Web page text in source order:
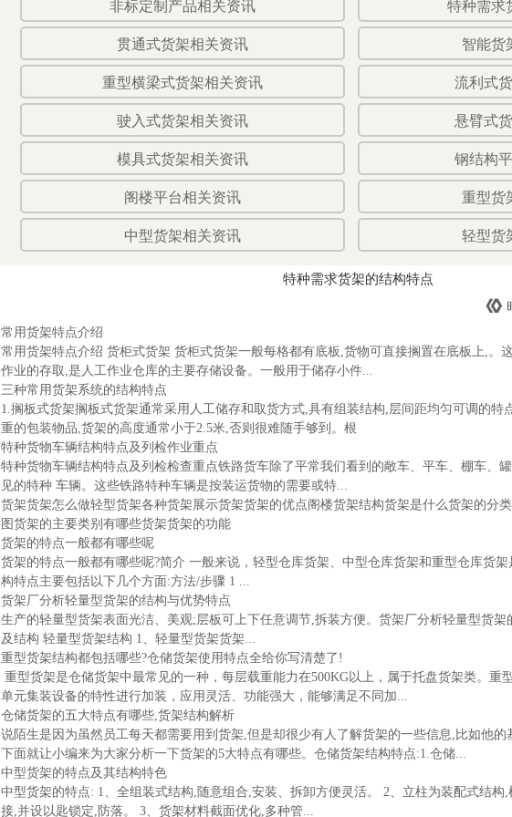
非标定制产品相关资讯 特种需求
贯通式货架相关资讯 智能货
重型横梁式货架相关资讯 流利式
驶入式货架相关资讯 悬臂式
模具式货架相关资讯 钢结构
阁楼平台相关资讯 重型货
中型货架相关资讯 轻型货
特种需求货架的结构特点

常用货架特点介绍
常用货架特点介绍 货柜式货架 货柜式货架一般每格都有底板,货物可直接搁置在底板上,。
作业的存取,是人工作业仓库的主要存储设备。一般用于储存小件...
三种常用货架系统的结构特点
1.搁板式货架搁板式货架通常采用人工储存和取货方式,具有组装结构,层间距均匀可调的特
重的包装物品,货架的高度通常小于2.5米,否则很难随手够到。根
特种货物车辆结构特点及列检作业重点
特种货物车辆结构特点及列检检查重点铁路货车除了平常我们看到的敞车、平车、棚车、
见的特种 车辆。这些铁路特种车辆是按装运货物的需要或特...
货架货架怎么做轻型货架各种货架展示货架货架的优点阁楼货架结构货架是什么货架的分
图货架的主要类别有哪些货架货架的功能
货架的特点一般都有哪些呢
货架的特点一般都有哪些呢?简介 一般来说，轻型仓库货架、中型仓库货架和重型仓库货
构特点主要包括以下几个方面:方法/步骤 1 ...
货架厂分析轻量型货架的结构与优势特点
生产的轻量型货架表面光洁、美观;层板可上下任意调节,拆装方便。货架厂分析轻量型货
及结构 轻量型货架结构 1、轻量型货架货架...
重型货架结构都包括哪些?仓储货架使用特点全给你写清楚了!
重型货架是仓储货架中最常见的一种，每层载重能力在500KG以上，属于托盘货架类。重
单元集装设备的特性进行加装，应用灵活、功能强大，能够满足不同加...
仓储货架的五大特点有哪些,货架结构解析
说陌生是因为虽然员工每天都需要用到货架,但是却很少有人了解货架的一些信息,比如他
下面就让小编来为大家分析一下货架的5大特点有哪些。仓储货架结构特点:1.仓储...
中型货架的特点及其结构特色
中型货架的特点: 1、全组装式结构,随意组合,安装、拆卸方便灵活。 2、立柱为装配式结构
接,并设以匙锁定,防落。 3、货架材料截面优化,多种管...